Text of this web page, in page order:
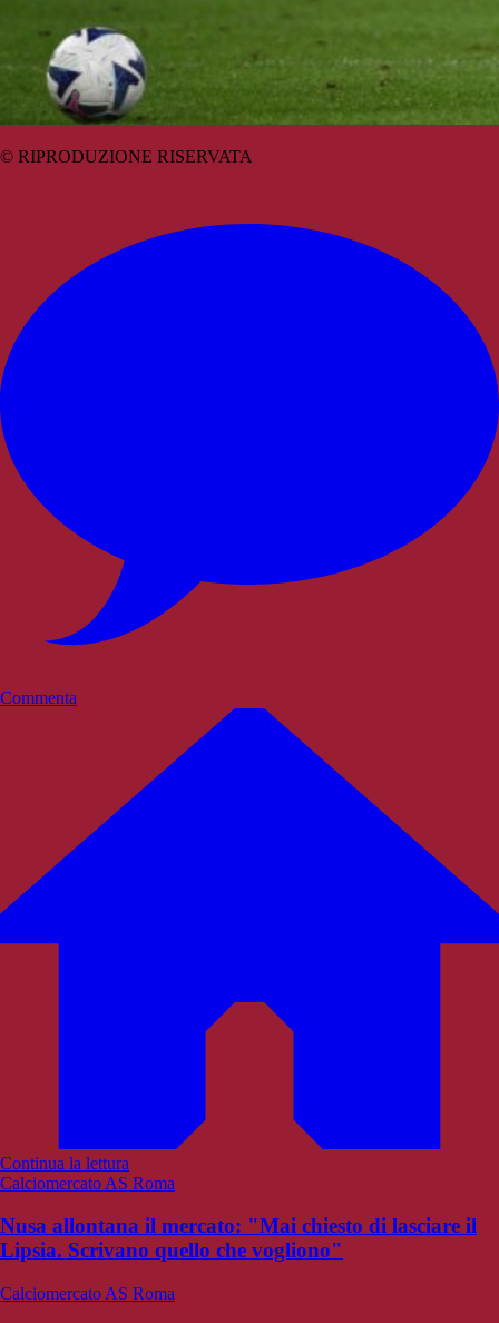
© RIPRODUZIONE RISERVATA
Commenta
Continua la lettura
Calciomercato AS Roma
Nusa allontana il mercato: "Mai chiesto di lasciare il
Lipsia. Scrivano quello che vogliono"
Calciomercato AS Roma